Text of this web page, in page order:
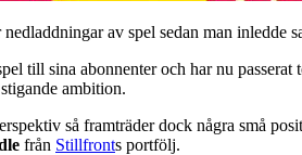
av spel sedan man inledde
till sina abonnenter och har nu
ambition.
så framträder dock några små
från Stillfronts portfölj.